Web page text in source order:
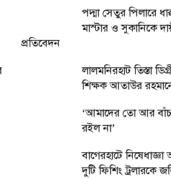
পদ্মা সেতুর পিলারে
মাস্টার ও সুকানিকে
প্রতিবেদন
লালমনিরহাট তিস্তা
শিক্ষক আতাউর
‘আমাদের তো আর
রইল না’
বাগেরহাটে
দুটি ফিশিং ট্রলারকে